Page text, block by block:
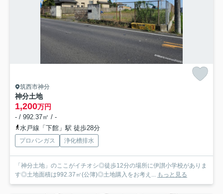
筑西市神分
神分土地
1,200万円
- / 992.37㎡ / -
水戸線「下館」駅 徒歩28分
プロパンガス 浄化槽排水
「神分土地」のここがイチオシ◎徒歩12分の場所に伊讃小学校がありま
す◎土地面積は992.37㎡(公簿)◎土地購入をお考え...
もっと見る